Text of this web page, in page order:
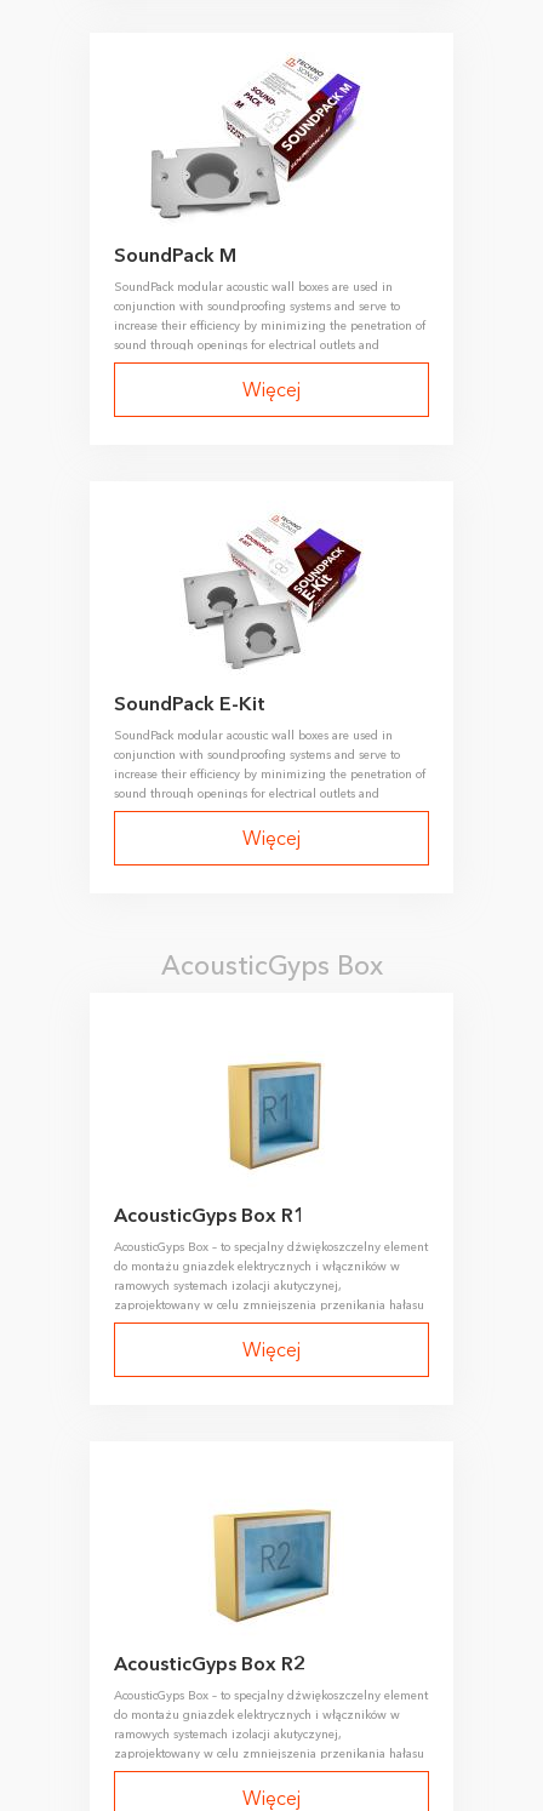
SoundPack M
SoundPack modular acoustic wall boxes are used in
conjunction with soundproofing systems and serve to
increase their efficiency by minimizing the penetration of
sound through openings for electrical outlets and
switches.
Więcej
SoundPack E-Kit
SoundPack modular acoustic wall boxes are used in
conjunction with soundproofing systems and serve to
increase their efficiency by minimizing the penetration of
sound through openings for electrical outlets and
switches.
Więcej
AcousticGyps Box
AcousticGyps Box R1
AcousticGyps Box – to specjalny dźwiękoszczelny element
do montażu gniazdek elektrycznych i włączników w
ramowych systemach izolacji akutyczynej,
zaprojektowany w celu zmniejszenia przenikania hałasu
przenoszonego drogą powietrzną przez otwory pod
wyłączniki i gniazdka elektryczne.
Więcej
AcousticGyps Box R2
AcousticGyps Box – to specjalny dźwiękoszczelny element
do montażu gniazdek elektrycznych i włączników w
ramowych systemach izolacji akutyczynej,
zaprojektowany w celu zmniejszenia przenikania hałasu
przenoszonego drogą powietrzną przez otwory pod
wyłączniki i gniazdka elektryczne.
Więcej